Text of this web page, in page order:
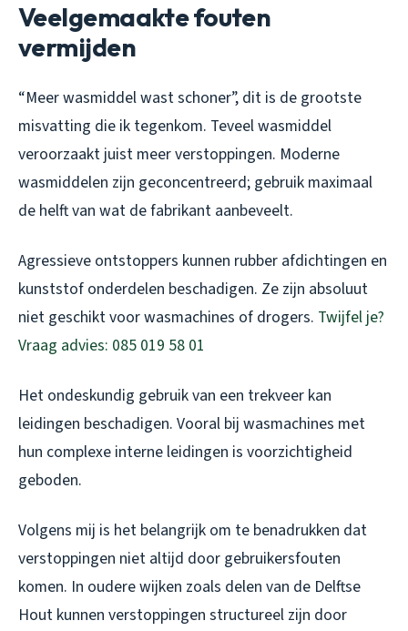
Veelgemaakte fouten
vermijden
“Meer wasmiddel wast schoner”, dit is de grootste
misvatting die ik tegenkom. Teveel wasmiddel
veroorzaakt juist meer verstoppingen. Moderne
wasmiddelen zijn geconcentreerd; gebruik maximaal
de helft van wat de fabrikant aanbeveelt.
Agressieve ontstoppers kunnen rubber afdichtingen en
kunststof onderdelen beschadigen. Ze zijn absoluut
niet geschikt voor wasmachines of drogers. Twijfel je?
Vraag advies: 085 019 58 01
Het ondeskundig gebruik van een trekveer kan
leidingen beschadigen. Vooral bij wasmachines met
hun complexe interne leidingen is voorzichtigheid
geboden.
Volgens mij is het belangrijk om te benadrukken dat
verstoppingen niet altijd door gebruikersfouten
komen. In oudere wijken zoals delen van de Delftse
Hout kunnen verstoppingen structureel zijn door